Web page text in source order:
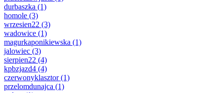
durbaszka (1)
homole (3)
wrzesien22 (3)
wadowice (1)
magurkaponikiewska (1)
jalowiec (3)
sierpien22 (4)
kpbzjazd4 (4)
czerwonyklasztor(1)
przelomdunajca (1)